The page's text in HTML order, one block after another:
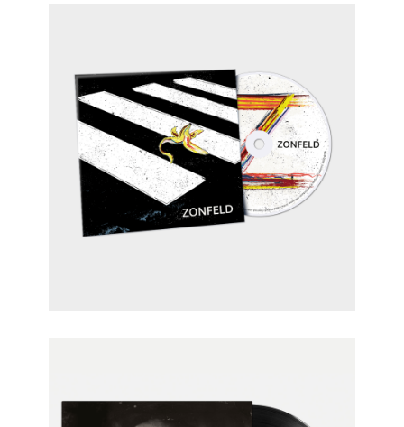
Ambitioniertes Vinyl